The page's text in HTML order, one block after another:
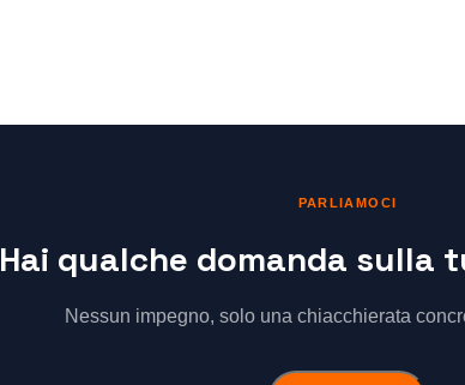
PARLIAMOCI
Hai qualche domanda sulla
Nessun impegno, solo una chiacchierata